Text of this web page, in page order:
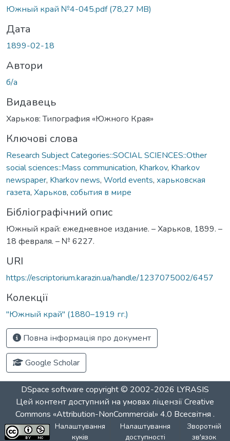
Южный край №4-045.pdf(78,27 MB)
Дата
1899-02-18
Автори
б/а
Видавець
Харьков: Типография «Южного Края»
Ключові слова
Research Subject Categories::SOCIAL SCIENCES::Other
social sciences::Mass communication, Kharkov, Kharkov
newspaper, Kharkov news, World events, харьковская
газета, Харьков, события в мире
Бібліографічний опис
Южный край: ежедневное издание. – Харьков, 1899. –
18 февраля. – № 6227.
URI
https://escriptorium.karazin.ua/handle/1237075002/6457
Колекції
"Южный край" (1880–1919 гг.)
Повна інформація про документ
Google Scholar
DSpace software copyright © 2002-2026 LYRASIS
Цей контент доступний на умовах ліцензіїCreative
Commons «Attribution-NonCommercial» 4.0 Всесвітня .
Налаштування
куків
Налаштування
доступності
Зворотній
зв'язок